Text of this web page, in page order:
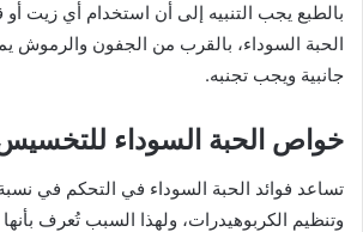
بالطبع يجب التنبيه إلى أن استخدام أي زيت أو
الحبة السوداء، بالقرب من الجفون والرموش
جانبية ويجب تجنبه.
خواص الحبة السوداء
تساعد فوائد الحبة السوداء في التحكم في
وتنظيم الكربوهيدرات، ولهذا السبب تُعرف